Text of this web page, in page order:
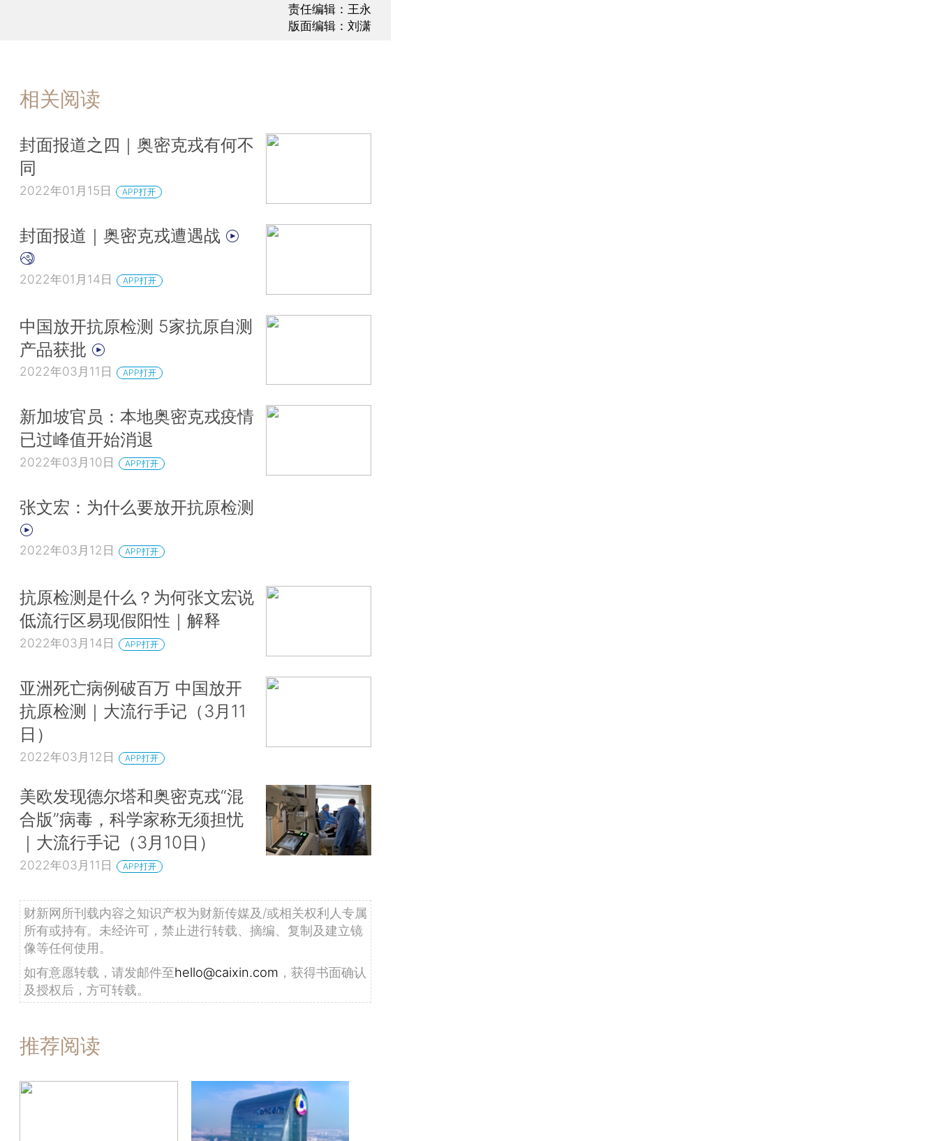
责任编辑：王永
版面编辑：刘潇
相关阅读
封面报道之四｜奥密克戎有何不
同
2022年01月15日 APP打开
封面报道｜奥密克戎遭遇战
2022年01月14日 APP打开
中国放开抗原检测 5家抗原自测
产品获批
2022年03月11日 APP打开
新加坡官员：本地奥密克戎疫情
已过峰值开始消退
2022年03月10日 APP打开
张文宏：为什么要放开抗原检测
2022年03月12日 APP打开
抗原检测是什么？为何张文宏说
低流行区易现假阳性｜解释
2022年03月14日 APP打开
亚洲死亡病例破百万 中国放开
抗原检测｜大流行手记（3月11
日）
2022年03月12日 APP打开
美欧发现德尔塔和奥密克戎“混
合版”病毒，科学家称无须担忧
｜大流行手记（3月10日）
2022年03月11日 APP打开
财新网所刊载内容之知识产权为财新传媒及/或相关权利人专属
所有或持有。未经许可，禁止进行转载、摘编、复制及建立镜
像等任何使用。
如有意愿转载，请发邮件至hello@caixin.com ，获得书面确认
及授权后，方可转载。
推荐阅读